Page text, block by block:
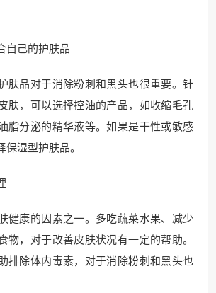
自己的护肤品
肤品对于消除粉刺和黑头也很重要。针
肤，可以选择控油的产品，如收缩毛孔
脂分泌的精华液等。如果是干性或敏感
保湿型护肤品。
健康的因素之一。多吃蔬菜水果、减少
物，对于改善皮肤状况有一定的帮助。
排除体内毒素，对于消除粉刺和黑头也